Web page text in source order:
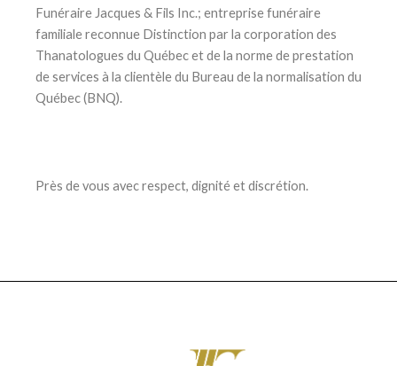
Funéraire Jacques & Fils Inc.; entreprise funéraire
familiale reconnue Distinction par la corporation des
Thanatologues du Québec et de la norme de prestation
de services à la clientèle du Bureau de la normalisation du
Québec (BNQ).
Près de vous avec respect, dignité et discrétion.